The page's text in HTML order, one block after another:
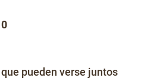
pueden verse juntos